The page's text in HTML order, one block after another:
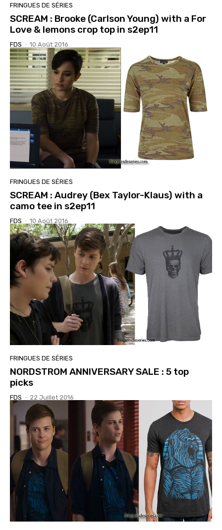
FRINGUES DE SÉRIES
SCREAM : Brooke (Carlson Young) with a For
Love & lemons crop top in s2ep11
FDS - 10 Août 2016
FRINGUES DE SÉRIES
SCREAM : Audrey (Bex Taylor-Klaus) with a
camo tee in s2ep11
FDS - 10 Août 2016
FRINGUES DE SÉRIES
NORDSTROM ANNIVERSARY SALE : 5 top
picks
FDS - 22 Juillet 2016